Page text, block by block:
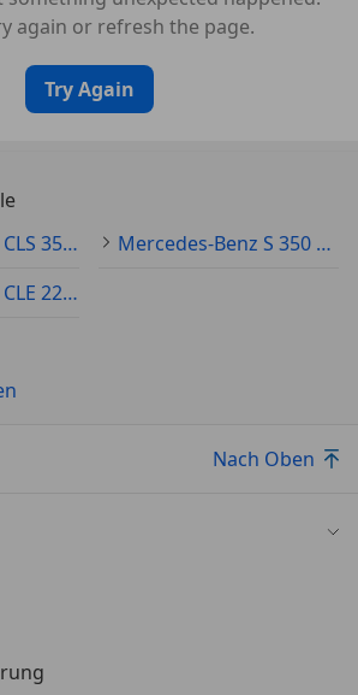
again or refresh the page.
Try Again
Mercedes-Benz CLS 350 Gebraucht
Mercedes-Benz S 350 Gebraucht
Mercedes-Benz CLE 220 Gebraucht
Nach Oben